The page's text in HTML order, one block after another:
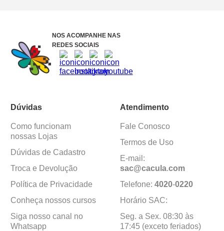
NOS ACOMPANHE NAS
REDES SOCIAIS
Dúvidas
Como funcionam
nossas Lojas
Dúvidas de Cadastro
Troca e Devolução
Política de Privacidade
Conheça nossos cursos
Siga nosso canal no
Whatsapp
Atendimento
Fale Conosco
Termos de Uso
E-mail:
sac@cacula.com
Telefone: 4020-0220
Horário SAC:
Seg. a Sex. 08:30 às
17:45 (exceto feriados)